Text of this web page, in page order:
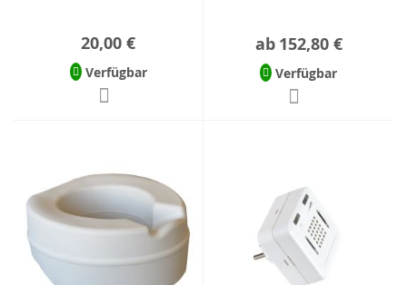
20,00 €
Verfügbar
ab 152,80 €
Verfügbar